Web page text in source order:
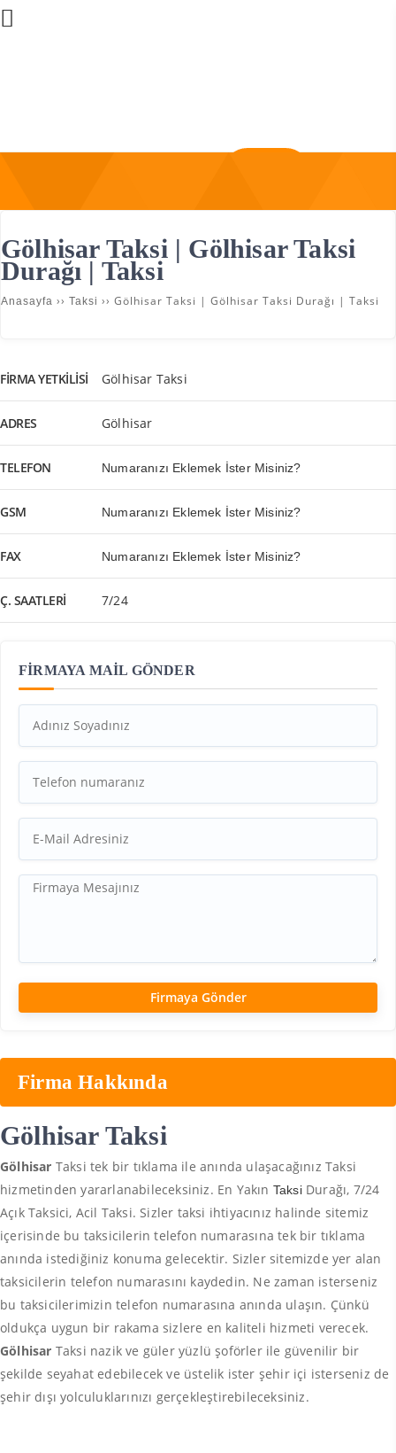
Gölhisar Taksi | Gölhisar Taksi
Durağı | Taksi
Anasayfa ›› Taksi ›› Gölhisar Taksi | Gölhisar Taksi Durağı | Taksi
FIRMA YETKILISI Gölhisar Taksi
ADRES Gölhisar
TELEFON Numaranızı Eklemek İster Misiniz?
GSM Numaranızı Eklemek İster Misiniz?
FAX Numaranızı Eklemek İster Misiniz?
Ç. SAATLERI 7/24
FİRMAYA MAİL GÖNDER
Firma Hakkında
Gölhisar Taksi
Gölhisar Taksi tek bir tıklama ile anında ulaşacağınız Taksi
hizmetinden yararlanabileceksiniz. En Yakın TaksiDurağı, 7/24
Açık Taksici, Acil Taksi. Sizler taksi ihtiyacınız halinde sitemiz
içerisinde bu taksicilerin telefon numarasına tek bir tıklama
anında istediğiniz konuma gelecektir. Sizler sitemizde yer alan
taksicilerin telefon numarasını kaydedin. Ne zaman isterseniz
bu taksicilerimizin telefon numarasına anında ulaşın. Çünkü
oldukça uygun bir rakama sizlere en kaliteli hizmeti verecek.
Gölhisar Taksi nazik ve güler yüzlü şoförler ile güvenilir bir
şekilde seyahat edebilecek ve üstelik ister şehir içi isterseniz de
şehir dışı yolculuklarınızı gerçekleştirebileceksiniz.